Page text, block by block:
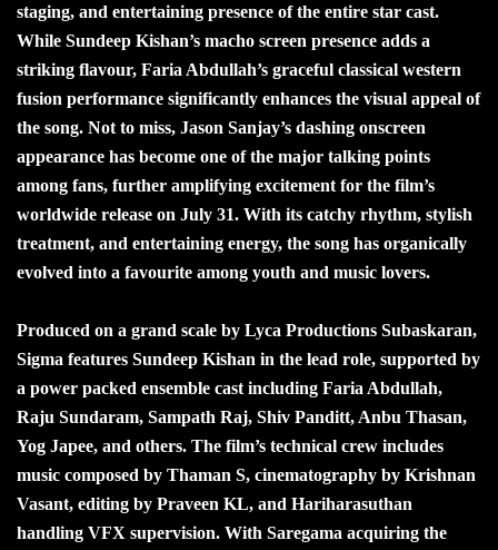
staging, and entertaining presence of the entire star cast.
While Sundeep Kishan’s macho screen presence adds a
striking flavour, Faria Abdullah’s graceful classical western
fusion performance significantly enhances the visual appeal of
the song. Not to miss, Jason Sanjay’s dashing onscreen
appearance has become one of the major talking points
among fans, further amplifying excitement for the film’s
worldwide release on July 31. With its catchy rhythm, stylish
treatment, and entertaining energy, the song has organically
evolved into a favourite among youth and music lovers.
Produced on a grand scale by Lyca Productions Subaskaran,
Sigma features Sundeep Kishan in the lead role, supported by
a power packed ensemble cast including Faria Abdullah,
Raju Sundaram, Sampath Raj, Shiv Panditt, Anbu Thasan,
Yog Japee, and others. The film’s technical crew includes
music composed by Thaman S, cinematography by Krishnan
Vasant, editing by Praveen KL, and Hariharasuthan
handling VFX supervision. With Saregama acquiring the